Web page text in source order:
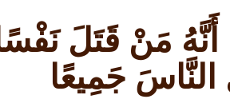
مَنْ قَتَلَ
جَمِيعًا